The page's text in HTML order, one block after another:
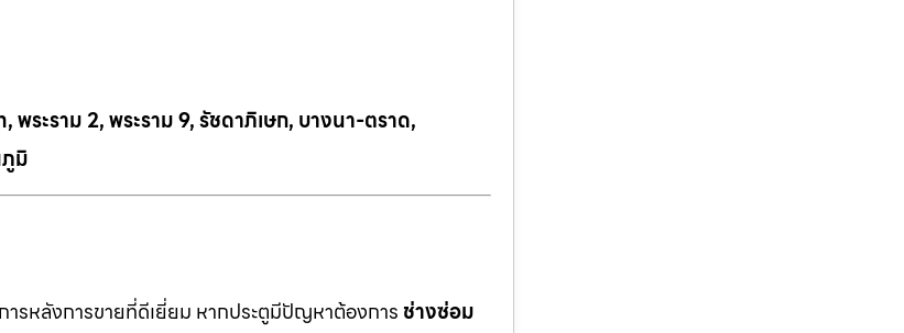
พระราม 2, พระราม 9, รัชดาภิเษก, บางนา-ตราด,
มิ
ารหลังการขายที่ดีเยี่ยม หากประตูมีปัญหาต้องการ ช่างซ่อม